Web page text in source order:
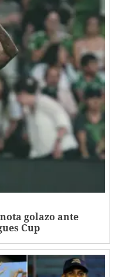
golazo ante
Cup